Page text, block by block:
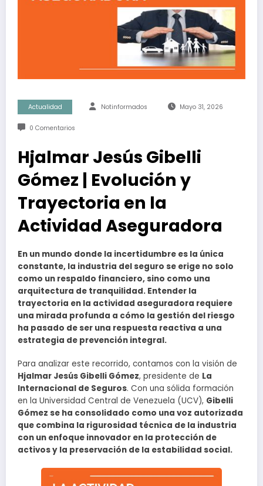
Actualidad Notinformados Mayo 31, 2026
0 Comentarios
Hjalmar Jesús Gibelli
Gómez | Evolución y
Trayectoria en la
Actividad Aseguradora
En un mundo donde la incertidumbre es la única
constante, la industria del seguro se erige no solo
como un respaldo financiero, sino como una
arquitectura de tranquilidad. Entender la
trayectoria en la actividad aseguradora requiere
una mirada profunda a cómo la gestión del riesgo
ha pasado de ser una respuesta reactiva a una
estrategia de prevención integral.
Para analizar este recorrido, contamos con la visión de
Hjalmar Jesús Gibelli Gómez, presidente de La
Internacional de Seguros. Con una sólida formación
en la Universidad Central de Venezuela (UCV), Gibelli
Gómez se ha consolidado como una voz autorizada
que combina la rigurosidad técnica de la industria
con un enfoque innovador en la protección de
activos y la preservación de la estabilidad social.